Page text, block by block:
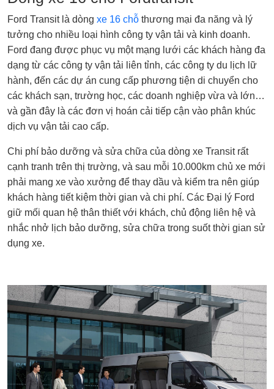
Ford Transit là dòng xe 16 chỗ thương mại đa năng và lý
tưởng cho nhiều loại hình công ty vận tải và kinh doanh.
Ford đang được phục vụ một mạng lưới các khách hàng đa
dạng từ các công ty vận tải liên tỉnh, các công ty du lịch lữ
hành, đến các dự án cung cấp phương tiện di chuyển cho
các khách sạn, trường học, các doanh nghiệp vừa và lớn…
và gần đây là các đơn vị hoán cải tiếp cận vào phân khúc
dịch vụ vận tải cao cấp.
Chi phí bảo dưỡng và sửa chữa của dòng xe Transit rất
cạnh tranh trên thị trường, và sau mỗi 10.000km chủ xe mới
phải mang xe vào xưởng để thay dầu và kiểm tra nên giúp
khách hàng tiết kiệm thời gian và chi phí. Các Đại lý Ford
giữ mối quan hệ thân thiết với khách, chủ động liên hệ và
nhắc nhở lịch bảo dưỡng, sửa chữa trong suốt thời gian sử
dụng xe.